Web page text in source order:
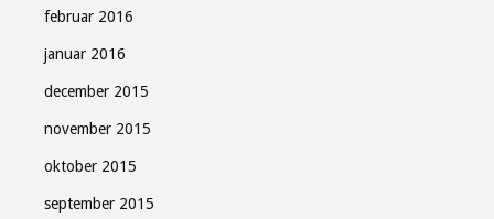
februar 2016
januar 2016
december 2015
november 2015
oktober 2015
september 2015